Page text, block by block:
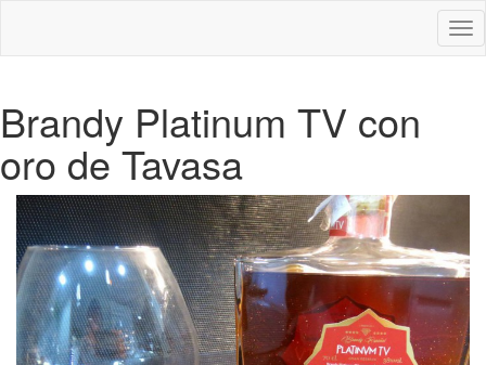
Brandy Platinum TV con
oro de Tavasa